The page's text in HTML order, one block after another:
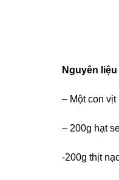
Nguyên
– Một con vịt
– 200g hạt
-200g thịt